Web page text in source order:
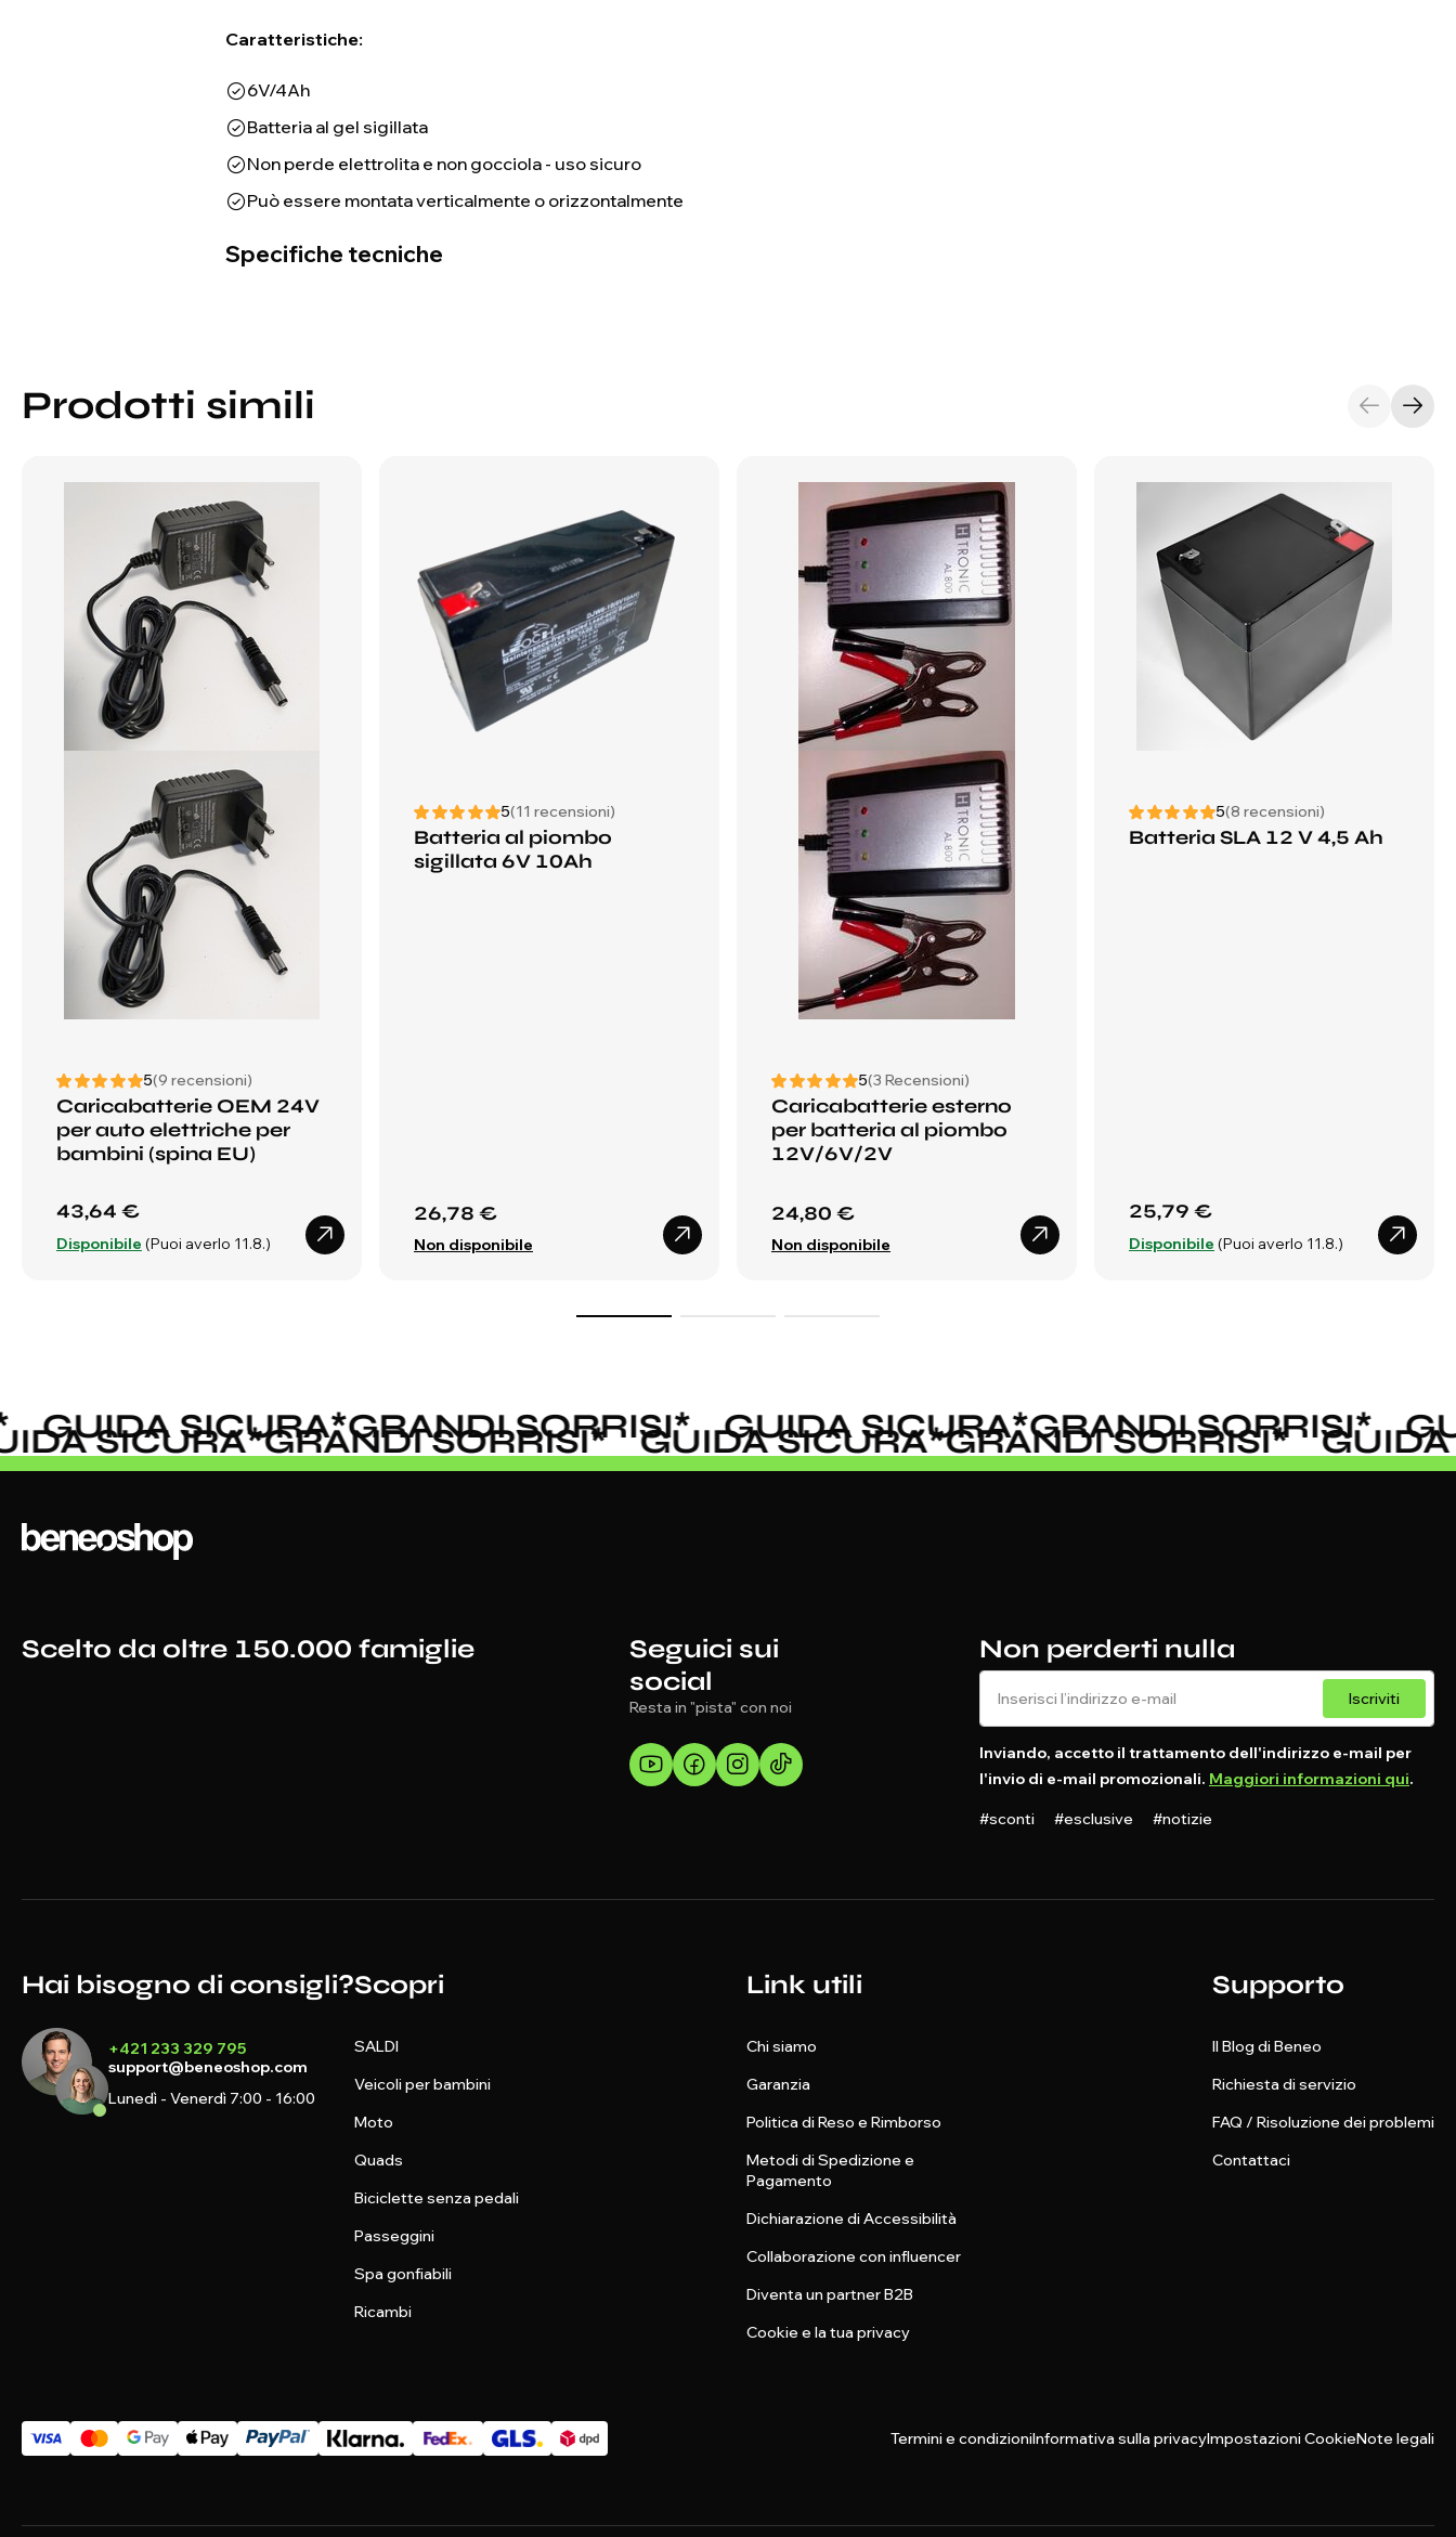
Caratteristiche:
6V/4Ah
Batteria al gel sigillata
Non perde elettrolita e non gocciola - uso sicuro
Può essere montata verticalmente o orizzontalmente
Specifiche tecniche
Prodotti simili
5(9 recensioni)
Caricabatterie OEM 24V
per auto elettriche per
bambini (spina EU)
43,64 €
Disponibile (Puoi averlo 11.8.)
5(11 recensioni)
Batteria al piombo
sigillata 6V 10Ah
26,78 €
Non disponibile
5(3 Recensioni)
Caricabatterie esterno
per batteria al piombo
12V/6V/2V
24,80 €
Non disponibile
5(8 recensioni)
Batteria SLA 12 V 4,5 Ah
25,79 €
Disponibile (Puoi averlo 11.8.)
GUIDA SICURA*GRANDI SORRISI* GUIDA SICURA*GRANDI SORRISI*
SICURA*GRANDI SORRISI* GUIDA SICURA*GRANDI SORRISI*
Scelto da oltre 150.000 famiglie
Seguici sui
social
Resta in "pista" con noi
Non perderti nulla
Iscriviti
Inviando, accetto il trattamento dell'indirizzo e-mail per
l'invio di e-mail promozionali. Maggiori informazioni qui.
#sconti #esclusive #notizie
Hai bisogno di consigli?
+421 233 329 795
support@beneoshop.com
Lunedì - Venerdì 7:00 - 16:00
Scopri
SALDI
Veicoli per bambini
Moto
Quads
Biciclette senza pedali
Passeggini
Spa gonfiabili
Ricambi
Link utili
Chi siamo
Garanzia
Politica di Reso e Rimborso
Metodi di Spedizione e
Pagamento
Dichiarazione di Accessibilità
Collaborazione con influencer
Diventa un partner B2B
Cookie e la tua privacy
Supporto
Il Blog di Beneo
Richiesta di servizio
FAQ / Risoluzione dei problemi
Contattaci
Termini e condizioniInformativa sulla privacyImpostazioni CookieNote legali